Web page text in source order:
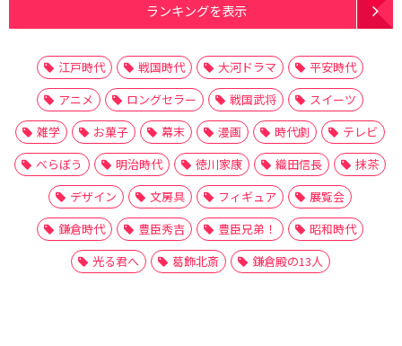
ランキングを表示
江戸時代 戦国時代 大河ドラマ
平安時代
アニメ
ロングセラー 戦国武将
スイーツ
雑学
お菓子 幕末 漫画 時代劇
テレビ
べらぼう
明治時代 徳川家康 織田信長
抹茶
デザイン
文房具 フィギュア
展覧会
鎌倉時代
豊臣秀吉 豊臣兄弟！
昭和時代
光る君へ
葛飾北斎 鎌倉殿の13人